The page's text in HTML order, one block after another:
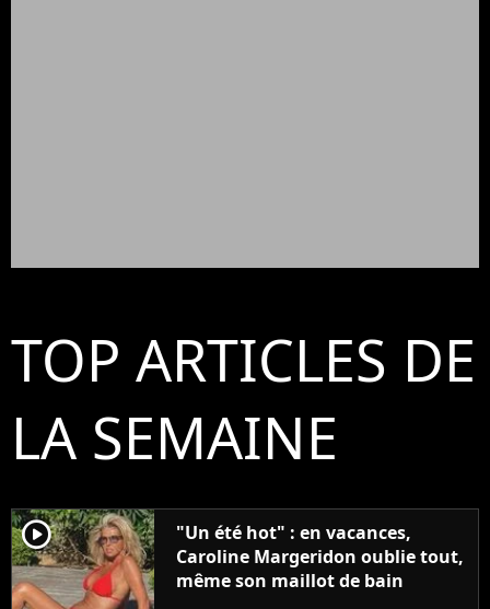
TOP ARTICLES DE
LA SEMAINE
player2
"Un été hot" : en vacances,
Caroline Margeridon oublie tout,
même son maillot de bain